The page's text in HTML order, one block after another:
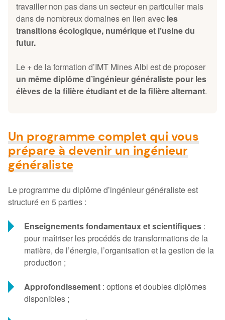
travailler non pas dans un secteur en particulier mais
dans de nombreux domaines en lien avec les
transitions écologique, numérique et l’usine du
futur.
Le + de la formation d’IMT Mines Albi est de proposer
un même diplôme d’ingénieur généraliste pour les
élèves de la filière étudiant et de la filière alternant.
Un programme complet qui vous
prépare à devenir un ingénieur
généraliste
Le programme du diplôme d’ingénieur généraliste est
structuré en 5 parties :
Enseignements fondamentaux et scientifiques :
pour maîtriser les procédés de transformations de la
matière, de l’énergie, l’organisation et la gestion de la
production ;
Approfondissement : options et doubles diplômes
disponibles ;